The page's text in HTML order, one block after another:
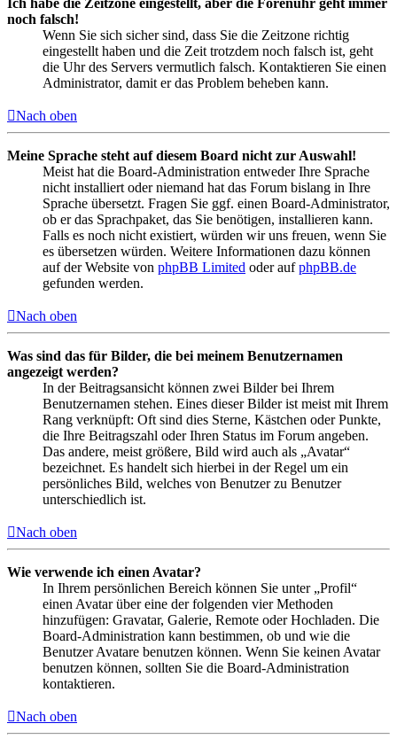
Ich habe die Zeitzone eingestellt, aber die Forenuhr geht immer
noch falsch!
Wenn Sie sich sicher sind, dass Sie die Zeitzone richtig
eingestellt haben und die Zeit trotzdem noch falsch ist, geht
die Uhr des Servers vermutlich falsch. Kontaktieren Sie einen
Administrator, damit er das Problem beheben kann.
Nach oben
Meine Sprache steht auf diesem Board nicht zur Auswahl!
Meist hat die Board-Administration entweder Ihre Sprache
nicht installiert oder niemand hat das Forum bislang in Ihre
Sprache übersetzt. Fragen Sie ggf. einen Board-Administrator,
ob er das Sprachpaket, das Sie benötigen, installieren kann.
Falls es noch nicht existiert, würden wir uns freuen, wenn Sie
es übersetzen würden. Weitere Informationen dazu können
auf der Website von phpBB Limited oder aufphpBB.de
gefunden werden.
Nach oben
Was sind das für Bilder, die bei meinem Benutzernamen
angezeigt werden?
In der Beitragsansicht können zwei Bilder bei Ihrem
Benutzernamen stehen. Eines dieser Bilder ist meist mit Ihrem
Rang verknüpft: Oft sind dies Sterne, Kästchen oder Punkte,
die Ihre Beitragszahl oder Ihren Status im Forum angeben.
Das andere, meist größere, Bild wird auch als „Avatar“
bezeichnet. Es handelt sich hierbei in der Regel um ein
persönliches Bild, welches von Benutzer zu Benutzer
unterschiedlich ist.
Nach oben
Wie verwende ich einen Avatar?
In Ihrem persönlichen Bereich können Sie unter „Profil“
einen Avatar über eine der folgenden vier Methoden
hinzufügen: Gravatar, Galerie, Remote oder Hochladen. Die
Board-Administration kann bestimmen, ob und wie die
Benutzer Avatare benutzen können. Wenn Sie keinen Avatar
benutzen können, sollten Sie die Board-Administration
kontaktieren.
Nach oben